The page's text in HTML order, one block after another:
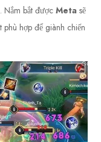
Nắm bắt đượcMeta sẽ
hợp để giành chiến